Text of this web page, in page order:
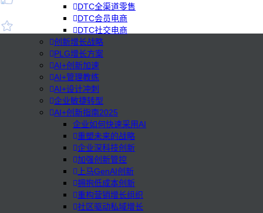
DTC全渠道零售
DTC会员电商
DTC社交电商
创新增长战略
PLG增长方案
AI+创新加速
AI+管理教练
AI+设计冲刺
企业敏捷转型
AI+创新指南2025
企业如何快速采用AI
重塑未来的战略
企业深科技创新
加强创新管控
上马GenAI创新
拥抱低成本创新
重构营销增长组织
社区驱动私域增长